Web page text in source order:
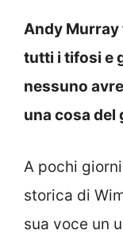
Andy Murray
tutti i tifosi e
nessuno
una cosa del
A pochi
storica di
sua voce un